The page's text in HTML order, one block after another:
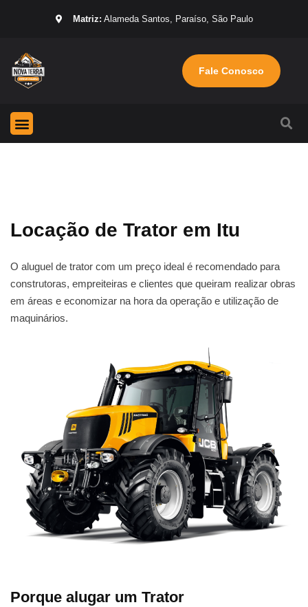
Matriz: Alameda Santos, Paraíso, São Paulo
Fale Conosco
Locação de Trator em Itu
O aluguel de trator com um preço ideal é recomendado para
construtoras, empreiteiras e clientes que queiram realizar obras
em áreas e economizar na hora da operação e utilização de
maquinários.
Porque alugar um Trator